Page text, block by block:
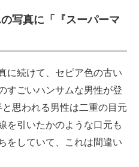
写真に「『スーパーマ
に続けて、セピア色の古い
ごいハンサムな男性が登
思われる男性は二重の目元
を引いたかのような口元も
をしていて、これは間違い